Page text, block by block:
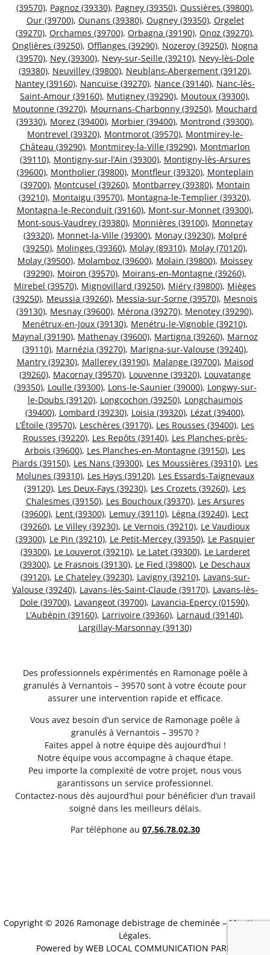
(39570), Pagnoz (39330), Pagney (39350), Oussières (39800),
Our (39700), Ounans (39380), Ougney (39350), Orgelet
(39270), Orchamps (39700), Orbagna (39190), Onoz (39270),
Onglières (39250), Offlanges (39290), Nozeroy (39250), Nogna
(39570), Ney (39300), Nevy-sur-Seille (39210), Nevy-lès-Dole
(39380), Neuvilley (39800), Neublans-Abergement (39120),
Nantey (39160), Nancuise (39270), Nance (39140), Nanc-lès-
Saint-Amour (39160), Mutigney (39290), Moutoux (39300),
Moutonne (39270), Mournans-Charbonny (39250), Mouchard
(39330), Morez (39400), Morbier (39400), Montrond (39300),
Montrevel (39320), Montmorot (39570), Montmirey-le-
Château (39290), Montmirey-la-Ville (39290), Montmarlon
(39110), Montigny-sur-l’Ain (39300), Montigny-lès-Arsures
(39600), Montholier (39800), Montfleur (39320), Monteplain
(39700), Montcusel (39260), Montbarrey (39380), Montain
(39210), Montaigu (39570), Montagna-le-Templier (39320),
Montagna-le-Reconduit (39160), Mont-sur-Monnet (39300),
Mont-sous-Vaudrey (39380), Monnières (39100), Monnetay
(39320), Monnet-la-Ville (39300), Monay (39230), Molpré
(39250), Molinges (39360), Molay (89310), Molay (70120),
Molay (39500), Molamboz (39600), Molain (39800), Moissey
(39290), Moiron (39570), Moirans-en-Montagne (39260),
Mirebel (39570), Mignovillard (39250), Miéry (39800), Mièges
(39250), Meussia (39260), Messia-sur-Sorne (39570), Mesnois
(39130), Mesnay (39600), Mérona (39270), Menotey (39290),
Menétrux-en-Joux (39130), Menétru-le-Vignoble (39210),
Maynal (39190), Mathenay (39600), Martigna (39260), Marnoz
(39110), Marnézia (39270), Marigna-sur-Valouse (39240),
Mantry (39230), Mallerey (39190), Malange (39700), Maisod
(39260), Macornay (39570), Louvenne (39320), Louvatange
(39350), Loulle (39300), Lons-le-Saunier (39000), Longwy-sur-
le-Doubs (39120), Longcochon (39250), Longchaumois
(39400), Lombard (39230), Loisia (39320), Lézat (39400),
L’Étoile (39570), Leschères (39170), Les Rousses (39400), Les
Rousses (39220), Les Repôts (39140), Les Planches-près-
Arbois (39600), Les Planches-en-Montagne (39150), Les
Piards (39150), Les Nans (39300), Les Moussières (39310), Les
Molunes (39310), Les Hays (39120), Les Essards-Taignevaux
(39120), Les Deux-Fays (39230), Les Crozets (39260), Les
Chalesmes (39150), Les Bouchoux (39370), Les Arsures
(39600), Lent (39300), Lemuy (39110), Légna (39240), Lect
(39260), Le Villey (39230), Le Vernois (39210), Le Vaudioux
(39300), Le Pin (39210), Le Petit-Mercey (39350), Le Pasquier
(39300), Le Louverot (39210), Le Latet (39300), Le Larderet
(39300), Le Frasnois (39130), Le Fied (39800), Le Deschaux
(39120), Le Chateley (39230), Lavigny (39210), Lavans-sur-
Valouse (39240), Lavans-lès-Saint-Claude (39170), Lavans-lès-
Dole (39700), Lavangeot (39700), Lavancia-Epercy (01590),
L’Aubépin (39160), Larrivoire (39360), Larnaud (39140),
Largillay-Marsonnay (39130)
Des professionnels expérimentés en Ramonage poêle à
granulés à Vernantois – 39570 sont à votre écoute pour
assurer une intervention rapide et efficace.
Vous avez besoin d’un service de Ramonage poêle à
granulés à Vernantois – 39570 ?
Faites appel à notre équipe dès aujourd’hui !
Notre équipe vous accompagne à chaque étape.
Peu importe la complexité de votre projet, nous vous
garantissons un service professionnel.
Contactez-nous dès aujourd’hui pour bénéficier d’un travail
soigné dans les meilleurs délais.
Par téléphone au 07.56.78.02.30
Copyright © 2026 Ramonage debistrage de cheminée –Mentions
Légales.
Powered by WEB LOCAL COMMUNICATION PARIS